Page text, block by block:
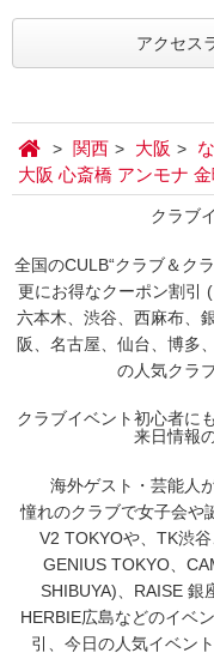
アクセス
関西 大阪
大阪 心斎橋 アンモナ 金
クラブ
全国のCULB“クラブ＆ク
更にお得なクーポン割引
六本木、渋谷、西麻布、
阪、名古屋、仙台、博多
の人気クラ
クラブイベント初心者に
来日情報
海外ゲスト・芸能人
憧れのクラブで女子会や
V2 TOKYOや、TK渋
GENIUS TOKYO、
SHIBUYA)、RAISE 銀
HERBIE広島などのイベ
引、今日の人気イベン